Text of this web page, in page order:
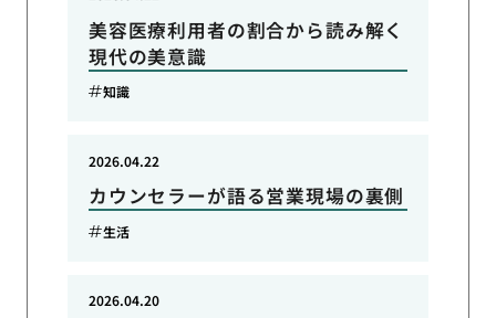
美容医療利用者の割合から読み解く
現代の美意識
知識
カウンセラーが語る営業現場の裏側
2026.04.22
生活
2026.04.20